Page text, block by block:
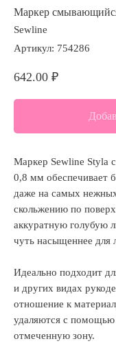
Маркер
Sewline
Артикул: 754286
642.00 ₽
Маркер Sewline Styla
0,8 мм обеспечивает
даже на самых
скольжению по
аккуратную голубую
чуть насыщеннее для
Идеально подходит
и других видах
отношение к
удаляются с
отмеченную зону.